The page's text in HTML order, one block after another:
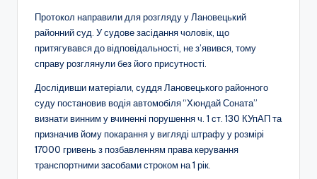
Протокол направили для розгляду у Лановецький
районний суд. У судове засідання чоловік, що
притягувався до відповідальності, не з’явився, тому
справу розглянули без його присутності.
Дослідивши матеріали, суддя Лановецького районного
суду постановив водія автомобіля “Хюндай Соната”
визнати винним у вчиненні порушення ч. 1 ст. 130 КУпАП та
призначив йому покарання у вигляді штрафу у розмірі
17000 гривень з позбавленням права керування
транспортними засобами строком на 1 рік.